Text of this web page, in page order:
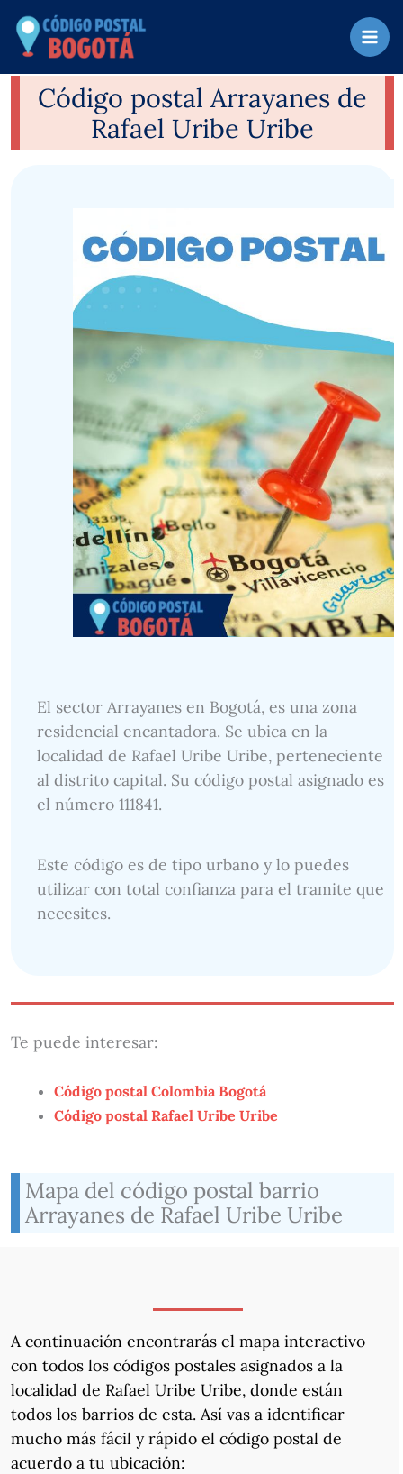
contenido
Código postal Arrayanes de
Rafael Uribe Uribe
El sector Arrayanes en Bogotá, es una zona
residencial encantadora. Se ubica en la
localidad de Rafael Uribe Uribe, perteneciente
al distrito capital. Su código postal asignado es
el número 111841.
Este código es de tipo urbano y lo puedes
utilizar con total confianza para el tramite que
necesites.
Te puede interesar:
Código postal Colombia Bogotá
Código postal Rafael Uribe Uribe
Mapa del código postal barrio
Arrayanes de Rafael Uribe Uribe
A continuación encontrarás el mapa interactivo
con todos los códigos postales asignados a la
localidad de Rafael Uribe Uribe, donde están
todos los barrios de esta. Así vas a identificar
mucho más fácil y rápido el código postal de
acuerdo a tu ubicación: